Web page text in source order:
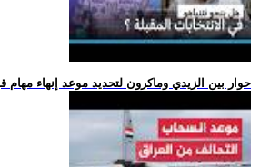
.. حوار بين الزيدي وماكرون لتحديد موعد إنهاء مهام